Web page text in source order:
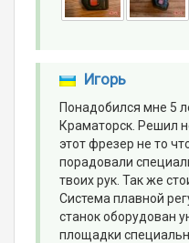
Игорь
Понадобился мне 5
Краматорск. Решил
этот фрезер не то
порадовали
твоих рук. Так же
Система плавной
станок оборудован
площадки